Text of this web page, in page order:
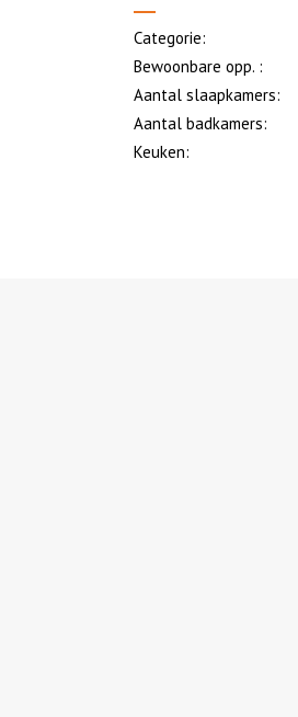
Categorie:
Bewoonbare opp. :
Aantal
Aantal badkamers:
Keuken: